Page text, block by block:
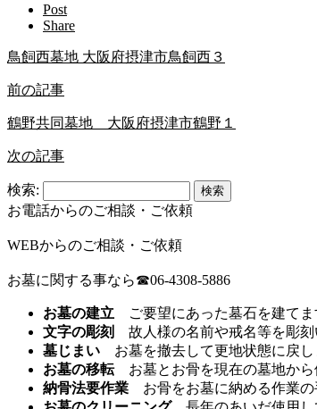
Post
Share
鳥飼西墓地 大阪府摂津市鳥飼西３
前の記事
鶴野共同墓地 大阪府摂津市鶴野１
次の記事
検索:
お電話からのご相談・ご依頼
WEBからのご相談・ご依頼
お墓に関する事なら☎06-4308-5886
お墓の建立 ご要望にあった墓石を建てま
文字の彫刻
故人様の名前や戒名等を彫刻
墓じまい お墓を撤去して更地状態に戻し
お墓の移転お墓とお骨を現在の墓地から
納骨法要作業 お骨をお墓に納める作業の